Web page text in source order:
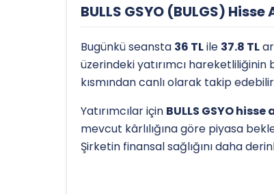
BULLS GSYO (BULGS)
Bugünkü seansta 36 TLile 37.8 TL
üzerindeki yatırımcı hareketliliğinin
kısmından canlı olarak takip
Yatırımcılar için BULLS GSYO
mevcut kârlılığına göre piyasa
Şirketin finansal sağlığını daha